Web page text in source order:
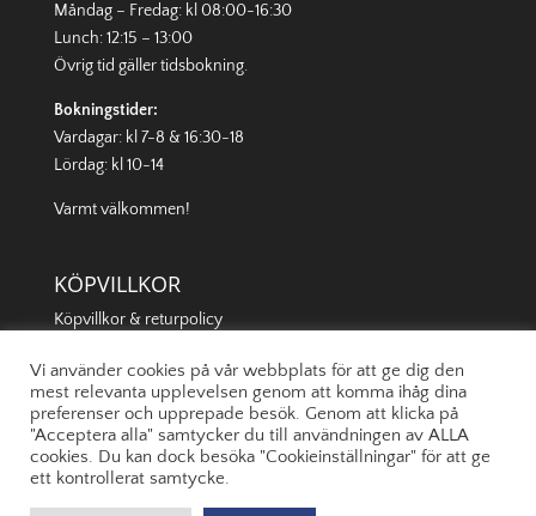
Måndag – Fredag: kl 08:00-16:30
Lunch: 12:15 – 13:00
Övrig tid gällertidsbokning.
Bokningstider:
Vardagar: kl 7-8 & 16:30-18
Lördag: kl 10-14
Varmt välkommen!
KÖPVILLKOR
Köpvillkor & returpolicy
Vi använder cookies på vår webbplats för att ge dig den
mest relevanta upplevelsen genom att komma ihåg dina
preferenser och upprepade besök. Genom att klicka på
"Acceptera alla" samtycker du till användningen av ALLA
cookies. Du kan dock besöka "Cookieinställningar" för att ge
ett kontrollerat samtycke.